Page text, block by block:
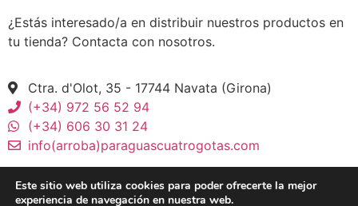
¿Estás interesado/a en distribuir nuestros productos en
tu tienda? Contacta con nosotros.
Ctra. d'Olot, 35 - 17744 Navata (Girona)
(+34) 972 56 52 94
(+34) 606 30 31 24
info(arroba)paraguascuatrogotas.com
Este sitio web utiliza cookies para poder ofrecerte la mejor
experiencia de navegación en nuestra web.